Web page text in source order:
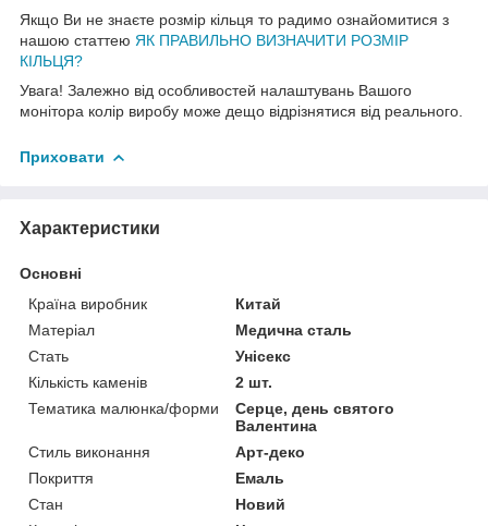
Якщо Ви не знаєте розмір кільця то радимо ознайомитися з
нашою статтею ЯК ПРАВИЛЬНО ВИЗНАЧИТИ РОЗМІР
КІЛЬЦЯ?
Увага! Залежно від особливостей налаштувань Вашого
монітора колір виробу може дещо відрізнятися від реального.
Приховати
Характеристики
Основні
Країна виробник
Китай
Матеріал
Медична сталь
Стать
Унісекс
Кількість каменів
2 шт.
Тематика малюнка/форми
Серце, день святого
Валентина
Стиль виконання
Арт-деко
Покриття
Емаль
Стан
Новий